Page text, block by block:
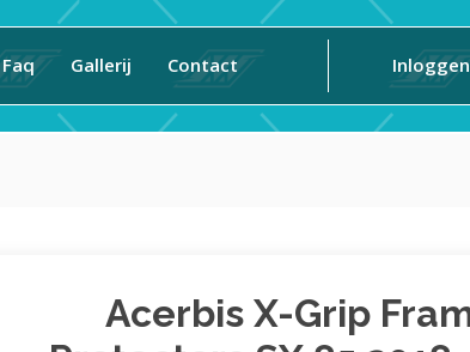
Faq Gallerij Contact Inloggen
Acerbis X-Grip